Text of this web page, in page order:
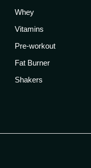
Whey
Vitamins
Pre-workout
Fat Burner
Shakers